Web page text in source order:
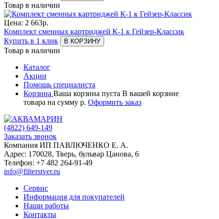
Товар в наличии
Цена: 2 663р.
Комплект сменных картриджей К-1 к Гейзер-Классик
Купить в 1 клик
В КОРЗИНУ
Товар в наличии
Каталог
Акции
Помощь специалиста
Корзина Ваша корзина пуста В вашей корзине
товара на сумму р. Оформить заказ
(4822) 649-149
Заказать звонок
Компания ИП ПАВЛЮЧЕНКО Е. А.
Адрес: 170028, Тверь, бульвар Цанова, 6
Телефон: +7 482 264-91-49
info@filterstver.ru
Сервис
Информация для покупателей
Наши работы
Контакты